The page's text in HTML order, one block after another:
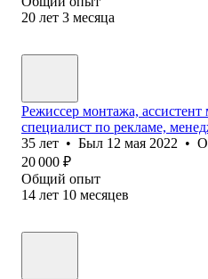
20 лет 3 месяца
Режиссер монтажа, ассистент
специалист по рекламе,
35 лет • Был 12 мая 2022 •
20 000 ₽
Общий опыт
14 лет 10 месяцев